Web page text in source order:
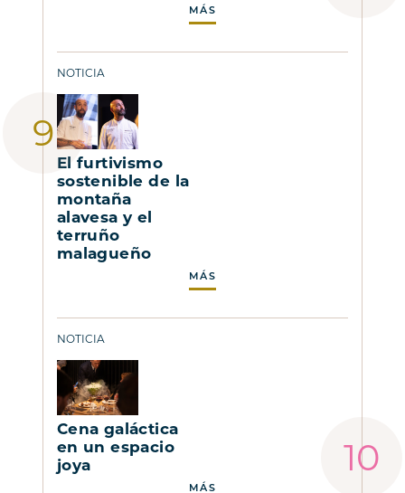
MÁS
NOTICIA
El furtivismo
sostenible de la
montaña
alavesa y el
terruño
malagueño
MÁS
NOTICIA
Cena galáctica
en un espacio
joya
MÁS